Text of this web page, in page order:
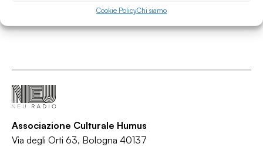
Cookie PolicyChi siamo
Associazione Culturale Humus
Via degli Orti 63, Bologna 40137